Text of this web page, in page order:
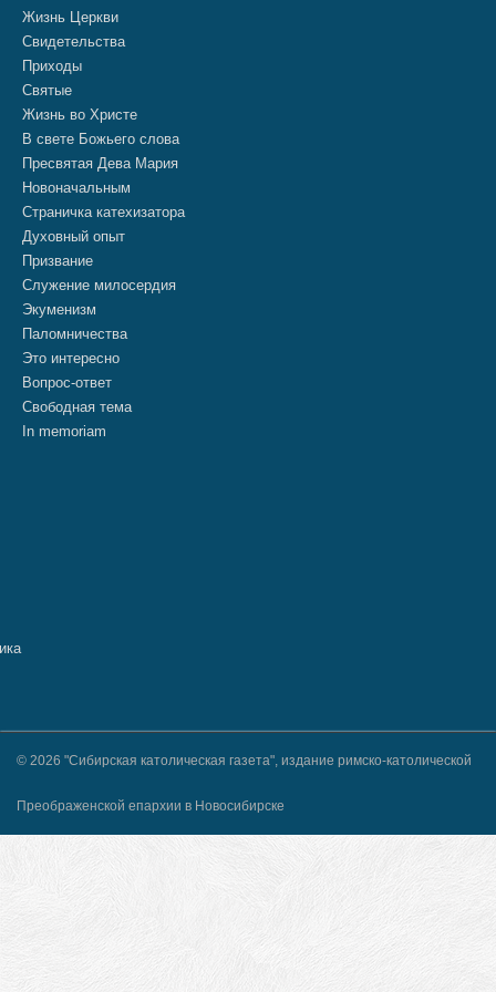
Жизнь Церкви
Свидетельства
Приходы
Святые
Жизнь во Христе
В свете Божьего слова
Пресвятая Дева Мария
Новоначальным
Страничка катехизатора
Духовный опыт
Призвание
Служение милосердия
Экуменизм
Паломничества
Это интересно
Вопрос-ответ
Свободная тема
In memoriam
© 2026 "Сибирская католическая газета", издание римско-католической
Преображенской епархии в Новосибирске